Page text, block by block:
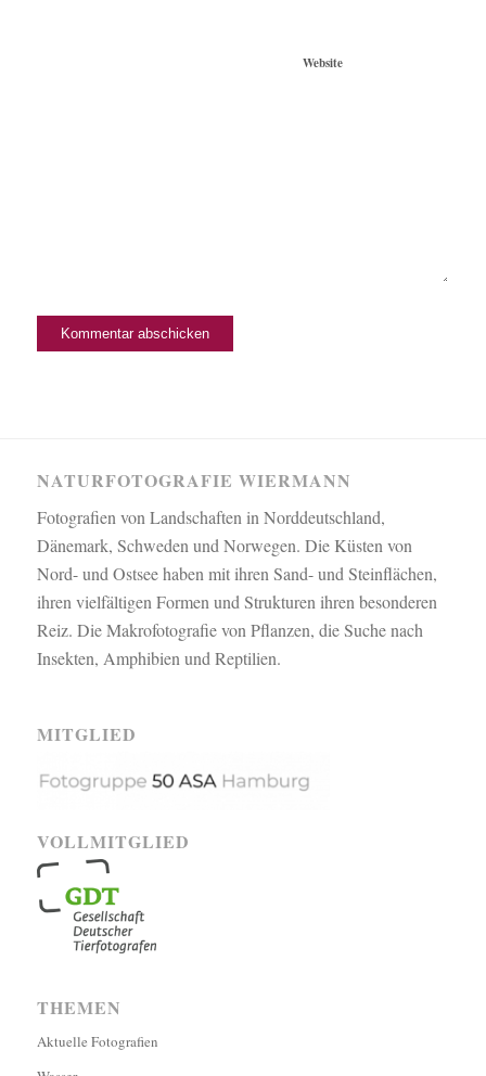
Website
NATURFOTOGRAFIE WIERMANN
Fotografien von Landschaften in Norddeutschland,
Dänemark, Schweden und Norwegen. Die Küsten von
Nord- und Ostsee haben mit ihren Sand- und Steinflächen,
ihren vielfältigen Formen und Strukturen ihren besonderen
Reiz. Die Makrofotografie von Pflanzen, die Suche nach
Insekten, Amphibien und Reptilien.
MITGLIED
VOLLMITGLIED
THEMEN
Aktuelle Fotografien